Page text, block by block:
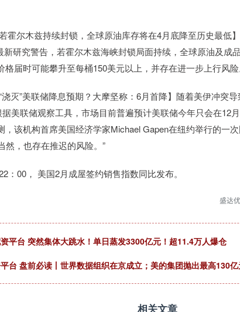
木兹持续封锁，全球原油库存将在4月底降至历史最低
新研究警告，若霍尔木兹海峡封锁局面持续，全球原油及成
格届时可能攀升至每桶150美元以上，并存在进一步上行风险
”美联储降息预期？大摩坚称：6月首降】随着美伊冲突导
据美联储观察工具，市场目前普遍预计美联储今年只会在12
，该机构首席美国经济学家Michael Gapen在纽约举行的一
然，也存在推迟的风险。”
00， 美国2月成屋签约销售指数同比发布。
盛达
平台 突然集体大跳水！单日蒸发3300亿元！超11.4万人爆仓
台 盘前必读丨世界数据组织在京成立；美的集团抛出最高130
相关文章